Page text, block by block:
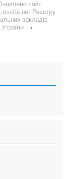
сайт
Реєстру
закладів
України
›